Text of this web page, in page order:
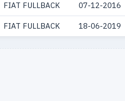
FIAT FULLBACK 07-12-2016
FIAT FULLBACK 18-06-2019